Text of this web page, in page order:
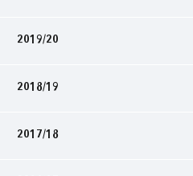
2019/20
2018/19
2017/18